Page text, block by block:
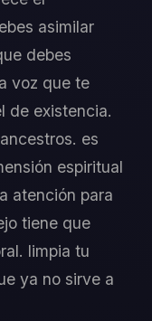
asimilar
debes
voz que te
de existencia.
es
espiritual
atención para
tiene que
limpia tu
ya no sirve a